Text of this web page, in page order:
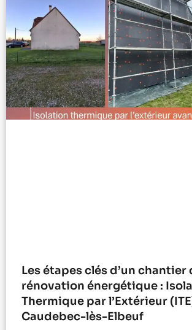
Les étapes clés d’un chantier
rénovation énergétique :
Thermique par l’Extérieur
Caudebec-lès-Elbeuf